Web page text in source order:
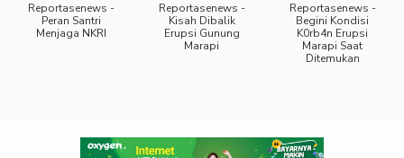
Reportasenews -
Peran Santri
Menjaga NKRI
Reportasenews -
Kisah Dibalik
Erupsi Gunung
Marapi
Reportasenews -
Begini Kondisi
K0rb4n Erupsi
Marapi Saat
Ditemukan